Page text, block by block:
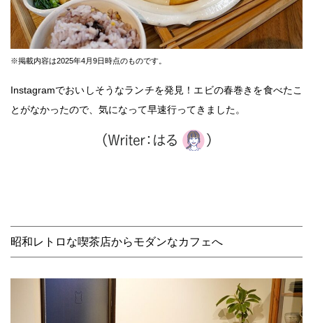
※掲載内容は2025年4月9日時点のものです。
Instagramでおいしそうなランチを発見！エビの春巻きを食べたこ
とがなかったので、気になって早速行ってきました。
昭和レトロな喫茶店からモダンなカフェへ